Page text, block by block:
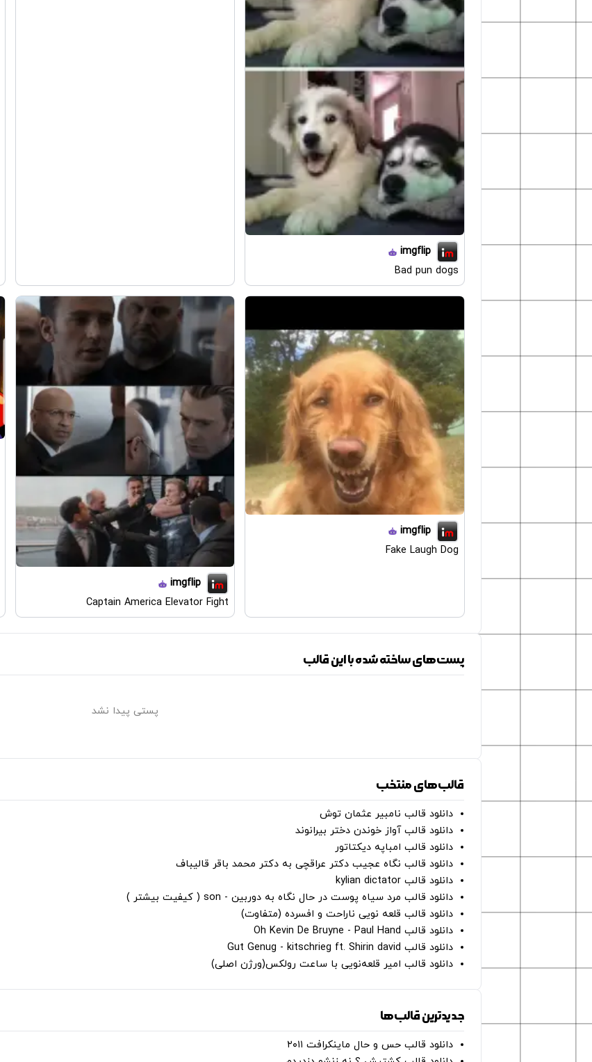
imgflip
Bad pun dogs
imgflip
Fake Laugh Dog
imgflip
Captain America Elevator Fight
پست‌های ساخته شده با این قالب
پستی پیدا نشد
قالب‌های منتخب
دانلود قالب نامبیر عثمان ‌توش
دانلود قالب آواز خوندن دختر بیرانوند
دانلود قالب امباپه دیکتاتور
دانلود قالب نگاه عجیب دکتر عراقچی به دکتر محمد باقر قالیباف
دانلود قالب kylian dictator
دانلود قالب مرد سیاه پوست در حال نگاه به دوربین - son ( کیفیت بیشتر )
دانلود قالب قلعه نویی ناراحت و افسرده (متفاوت)
دانلود قالب Oh Kevin De Bruyne - Paul Hand
دانلود قالب Gut Genug - kitschrieg ft. Shirin david
دانلود قالب امیر قلعه‌نویی با ساعت رولکس(ورژن اصلی)
جدیدترین قالب‌ها
دانلود قالب حس و حال ماینکرافت ۲۰۱۱